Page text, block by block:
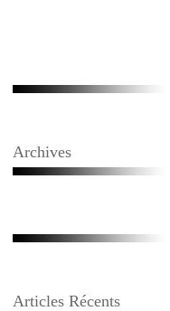
Archives
Articles Récents